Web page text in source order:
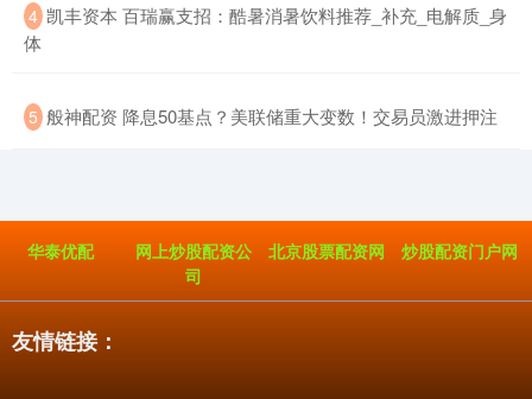
4 ​凯丰资本 百瑞赢支招：酷暑消暑饮料推荐_补充_电解质_身
体
5 ​般神配资 降息50基点？美联储重大变数！交易员激进押注
华泰优配
网上炒股配资公
司
北京股票配资网 炒股配资门户网
友情链接：